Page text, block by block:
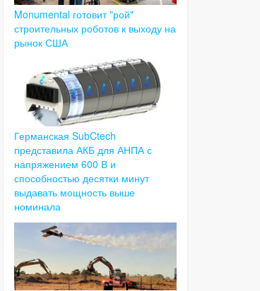
Monumental готовит "рой"
строительных роботов к выходу на
рынок США
Германская SubCtech
представила АКБ для АНПА с
напряжением 600 В и
способностью десятки минут
выдавать мощность выше
номинала